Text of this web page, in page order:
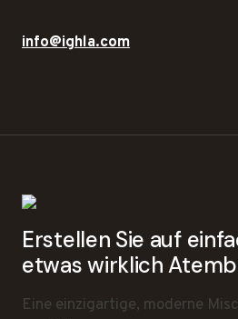
info@ighla.com
Erstellen Sie auf
etwas wirklich
Eine einzigartige, moderne